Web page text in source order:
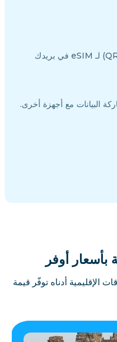
سيصلك رمز الاستجابة السريعة (QR) لـ eSIM في بريدك
البيانات مع أجهزة أخرى.
الإقليمية أدناه توفّر قيمة